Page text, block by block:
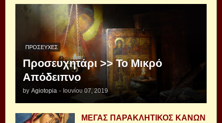
ΠΡΟΣΕΥΧΈΣ
Προσευχητάρι >> Το Μικρό
Απόδειπνο
by Agiotopia - Ιουνίου 07, 2019
ΜΕΓΑΣ ΠΑΡΑΚΛΗΤΙΚΟΣ ΚΑΝΩΝ